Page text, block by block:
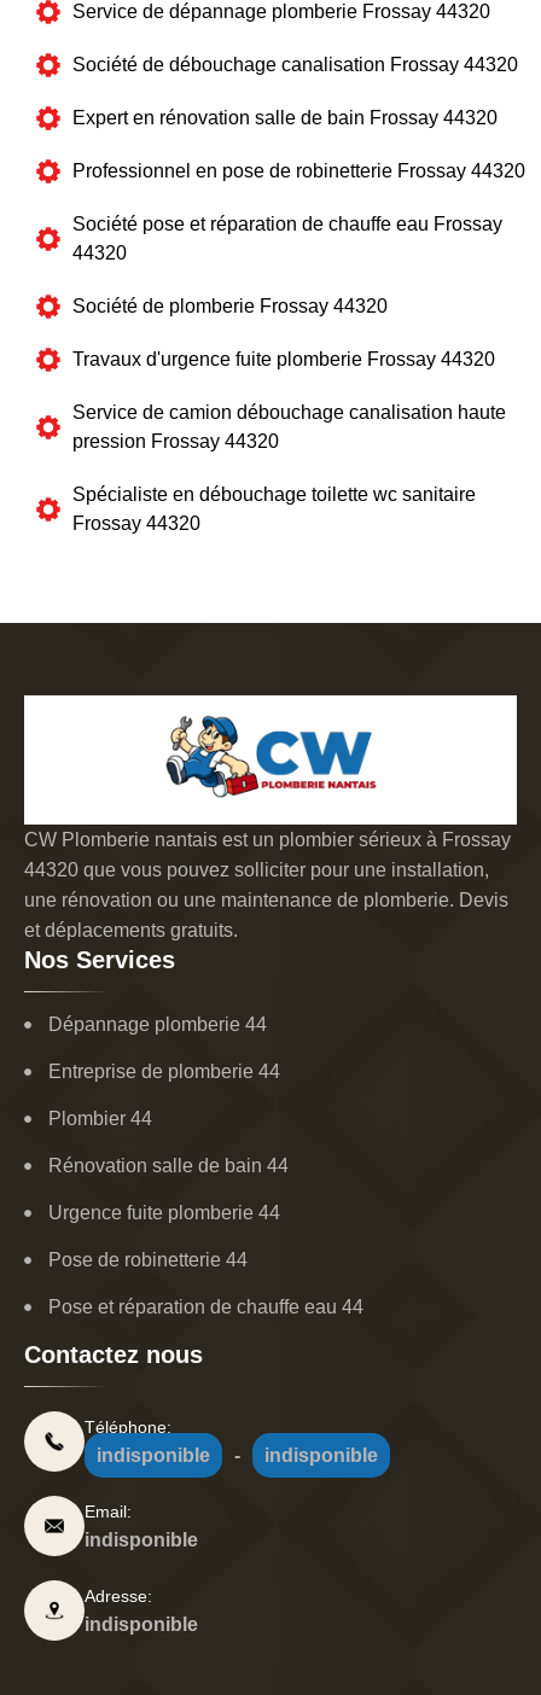
Service de dépannage plomberie Frossay 44320
Société de débouchage canalisation Frossay 44320
Expert en rénovation salle de bain Frossay 44320
Professionnel en pose de robinetterie Frossay 44320
Société pose et réparation de chauffe eau Frossay
44320
Société de plomberie Frossay 44320
Travaux d'urgence fuite plomberie Frossay 44320
Service de camion débouchage canalisation haute
pression Frossay 44320
Spécialiste en débouchage toilette wc sanitaire
Frossay 44320
CW Plomberie nantais est un plombier sérieux à Frossay
44320 que vous pouvez solliciter pour une installation,
une rénovation ou une maintenance de plomberie. Devis
et déplacements gratuits.
Nos Services
Dépannage plomberie 44
Entreprise de plomberie 44
Plombier 44
Rénovation salle de bain 44
Urgence fuite plomberie 44
Pose de robinetterie 44
Pose et réparation de chauffe eau 44
Contactez nous
Téléphone:
indisponible - indisponible
Email:
indisponible
Adresse:
indisponible